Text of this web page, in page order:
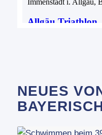
NEUES